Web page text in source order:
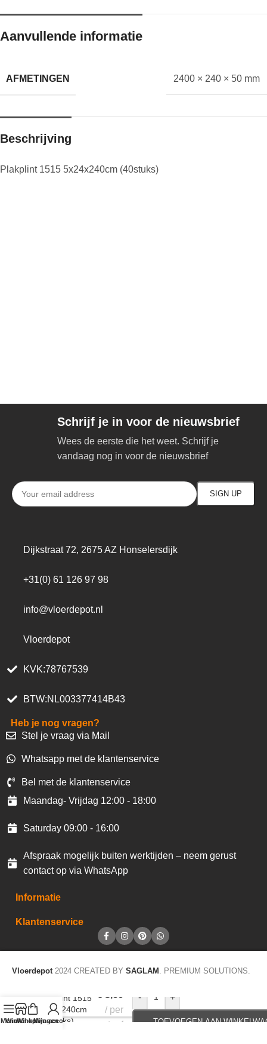
Aanvullende informatie
AFMETINGEN 2400 × 240 × 50 mm
Beschrijving
Plakplint 1515 5x24x240cm (40stuks)
Schrijf je in voor de nieuwsbrief
Wees de eerste die het weet. Schrijf je
vandaag nog in voor de nieuwsbrief
Dijkstraat 72, 2675 AZ Honselersdijk
+31(0) 61 126 97 98
info@vloerdepot.nl
Vloerdepot
KVK:78767539
BTW:NL003377414B43
Heb je nog vragen?
Stel je vraag via Mail
Whatsapp met de klantenservice
Bel met de klantenservice
Maandag- Vrijdag 12:00 - 18:00
Saturday 09:00 - 16:00
Afspraak mogelijk buiten werktijden – neem gerust
contact op via WhatsApp
Informatie
Klantenservice
Vloerdepot 2024 CREATED BY SAGLAM . PREMIUM SOLUTIONS.
Menu
Winkel op
Winkelwagen
Mijn account
Plakplint 1515
5x24x240cm
(40stuks)
€ 3,60
per
staaf
- +
TOEVOEGEN AAN